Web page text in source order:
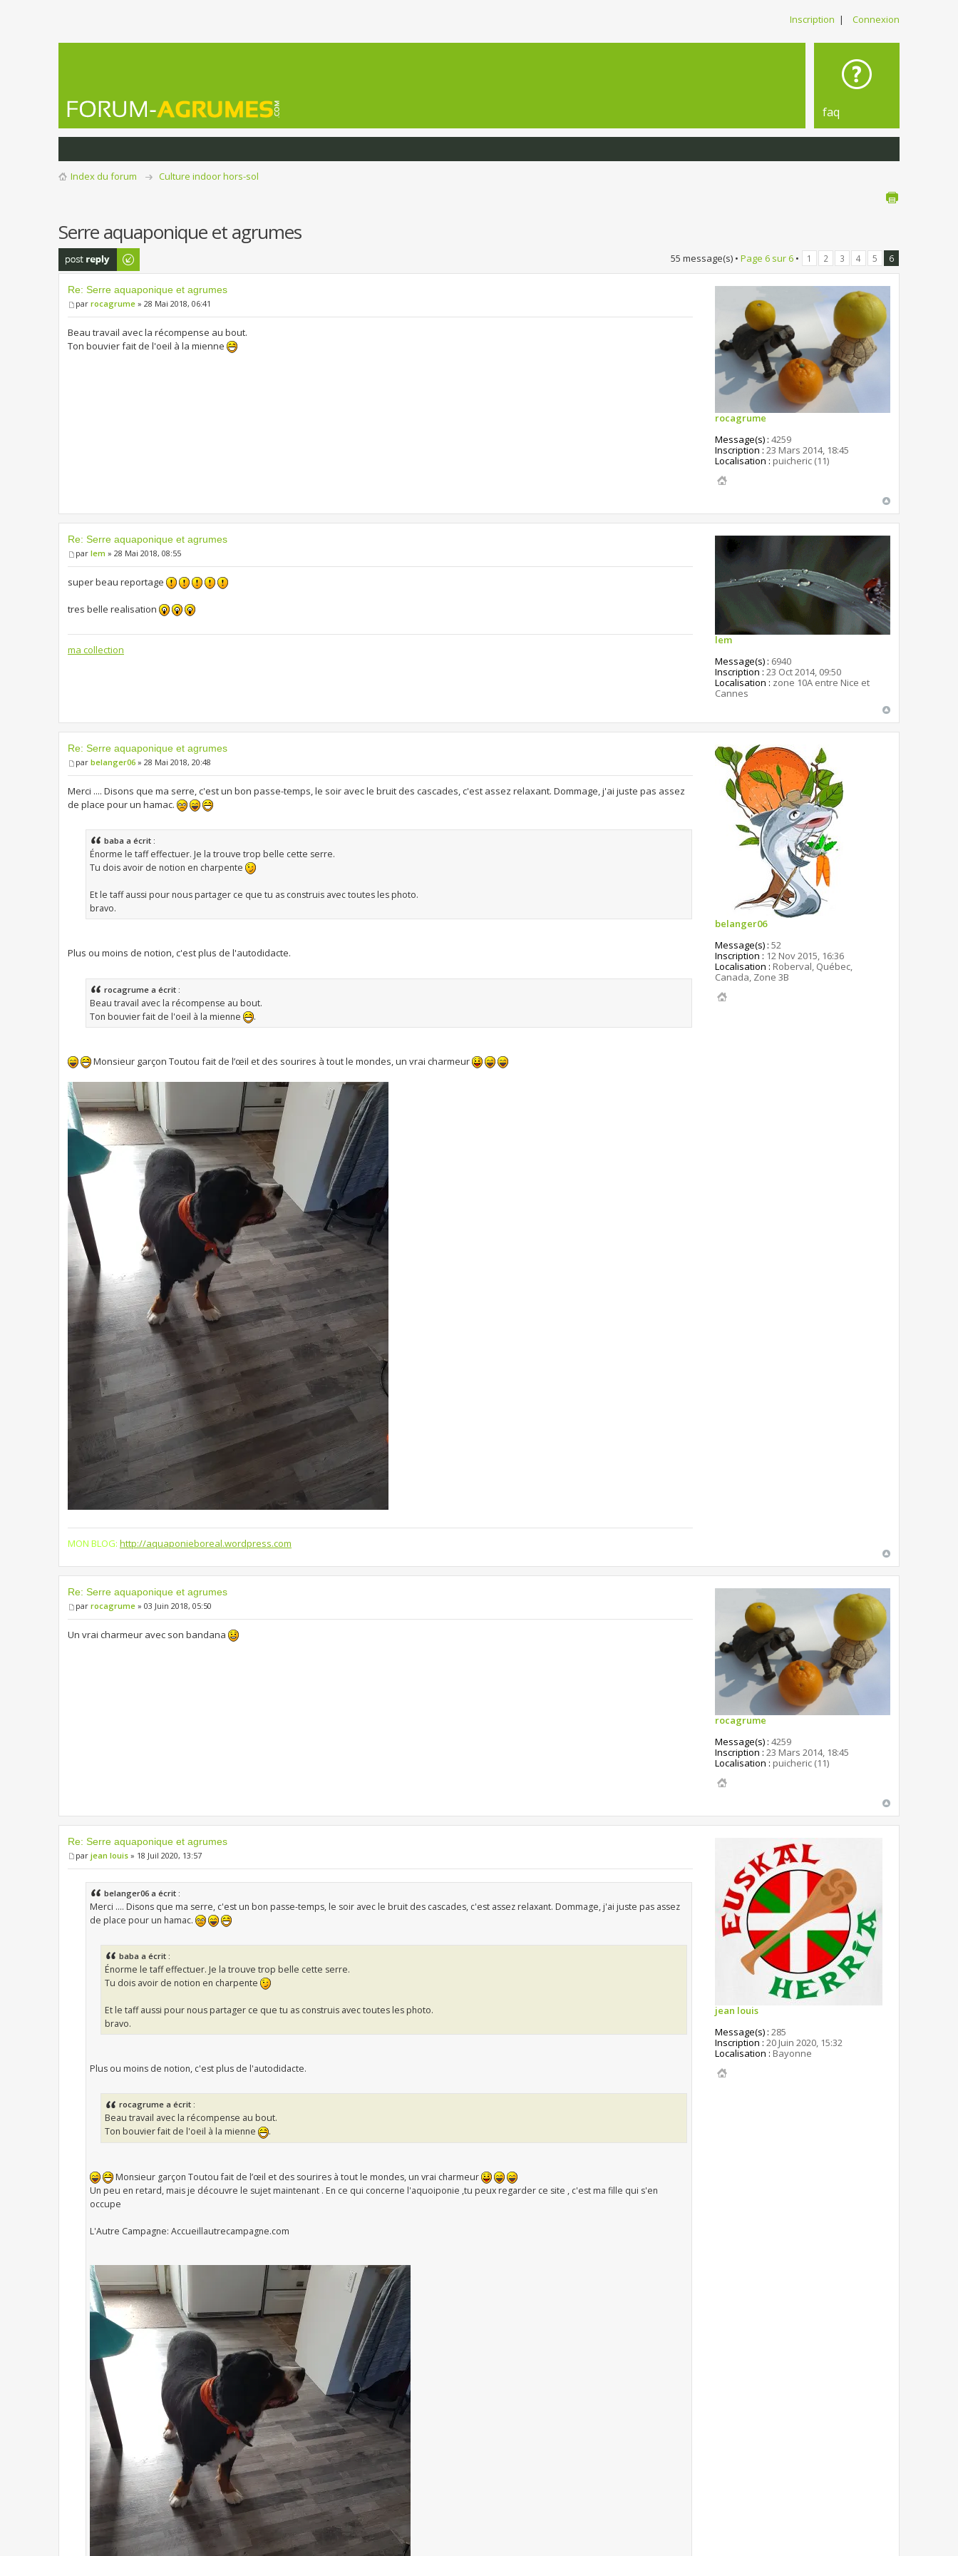
Inscription | Connexion
faq
Index du forum Culture indoor hors-sol
Serre aquaponique et agrumes
Publier une
réponse
55 message(s) • Page 6 sur 6 • 1 2 3 4 5 6
Re: Serre aquaponique et agrumes
par rocagrume » 28 Mai 2018, 06:41
Beau travail avec la récompense au bout.
Ton bouvier fait de l'oeil à la mienne
rocagrume
Message(s) : 4259
Inscription : 23 Mars 2014, 18:45
Localisation : puicheric (11)
Re: Serre aquaponique et agrumes
par lem » 28 Mai 2018, 08:55
super beau reportage
tres belle realisation
ma collection
lem
Message(s) : 6940
Inscription : 23 Oct 2014, 09:50
Localisation : zone 10A entre Nice et
Cannes
Re: Serre aquaponique et agrumes
par belanger06 » 28 Mai 2018, 20:48
Merci .... Disons que ma serre, c'est un bon passe-temps, le soir avec le bruit des cascades, c'est assez relaxant. Dommage, j'ai juste pas assez
de place pour un hamac.
baba a écrit :
Énorme le taff effectuer. Je la trouve trop belle cette serre.
Tu dois avoir de notion en charpente
Et le taff aussi pour nous partager ce que tu as construis avec toutes les photo.
bravo.
Plus ou moins de notion, c'est plus de l'autodidacte.
rocagrume a écrit :
Beau travail avec la récompense au bout.
Ton bouvier fait de l'oeil à la mienne
.
Monsieur garçon Toutou fait de l’œil et des sourires à tout le mondes, un vrai charmeur
MON BLOG: http://aquaponieboreal.wordpress.com
belanger06
Message(s) : 52
Inscription : 12 Nov 2015, 16:36
Localisation : Roberval, Québec,
Canada, Zone 3B
Re: Serre aquaponique et agrumes
par rocagrume » 03 Juin 2018, 05:50
Un vrai charmeur avec son bandana
rocagrume
Message(s) : 4259
Inscription : 23 Mars 2014, 18:45
Localisation : puicheric (11)
Re: Serre aquaponique et agrumes
par jean louis » 18 Juil 2020, 13:57
belanger06 a écrit :
Merci .... Disons que ma serre, c'est un bon passe-temps, le soir avec le bruit des cascades, c'est assez relaxant. Dommage, j'ai juste pas assez
de place pour un hamac.
baba a écrit :
Énorme le taff effectuer. Je la trouve trop belle cette serre.
Tu dois avoir de notion en charpente
Et le taff aussi pour nous partager ce que tu as construis avec toutes les photo.
bravo.
Plus ou moins de notion, c'est plus de l'autodidacte.
rocagrume a écrit :
Beau travail avec la récompense au bout.
Ton bouvier fait de l'oeil à la mienne
.
Monsieur garçon Toutou fait de l’œil et des sourires à tout le mondes, un vrai charmeur
Un peu en retard, mais je découvre le sujet maintenant . En ce qui concerne l'aquoiponie ,tu peux regarder ce site , c'est ma fille qui s'en
occupe
L'Autre Campagne: Accueillautrecampagne.com
jean louis
Message(s) : 285
Inscription : 20 Juin 2020, 15:32
Localisation : Bayonne